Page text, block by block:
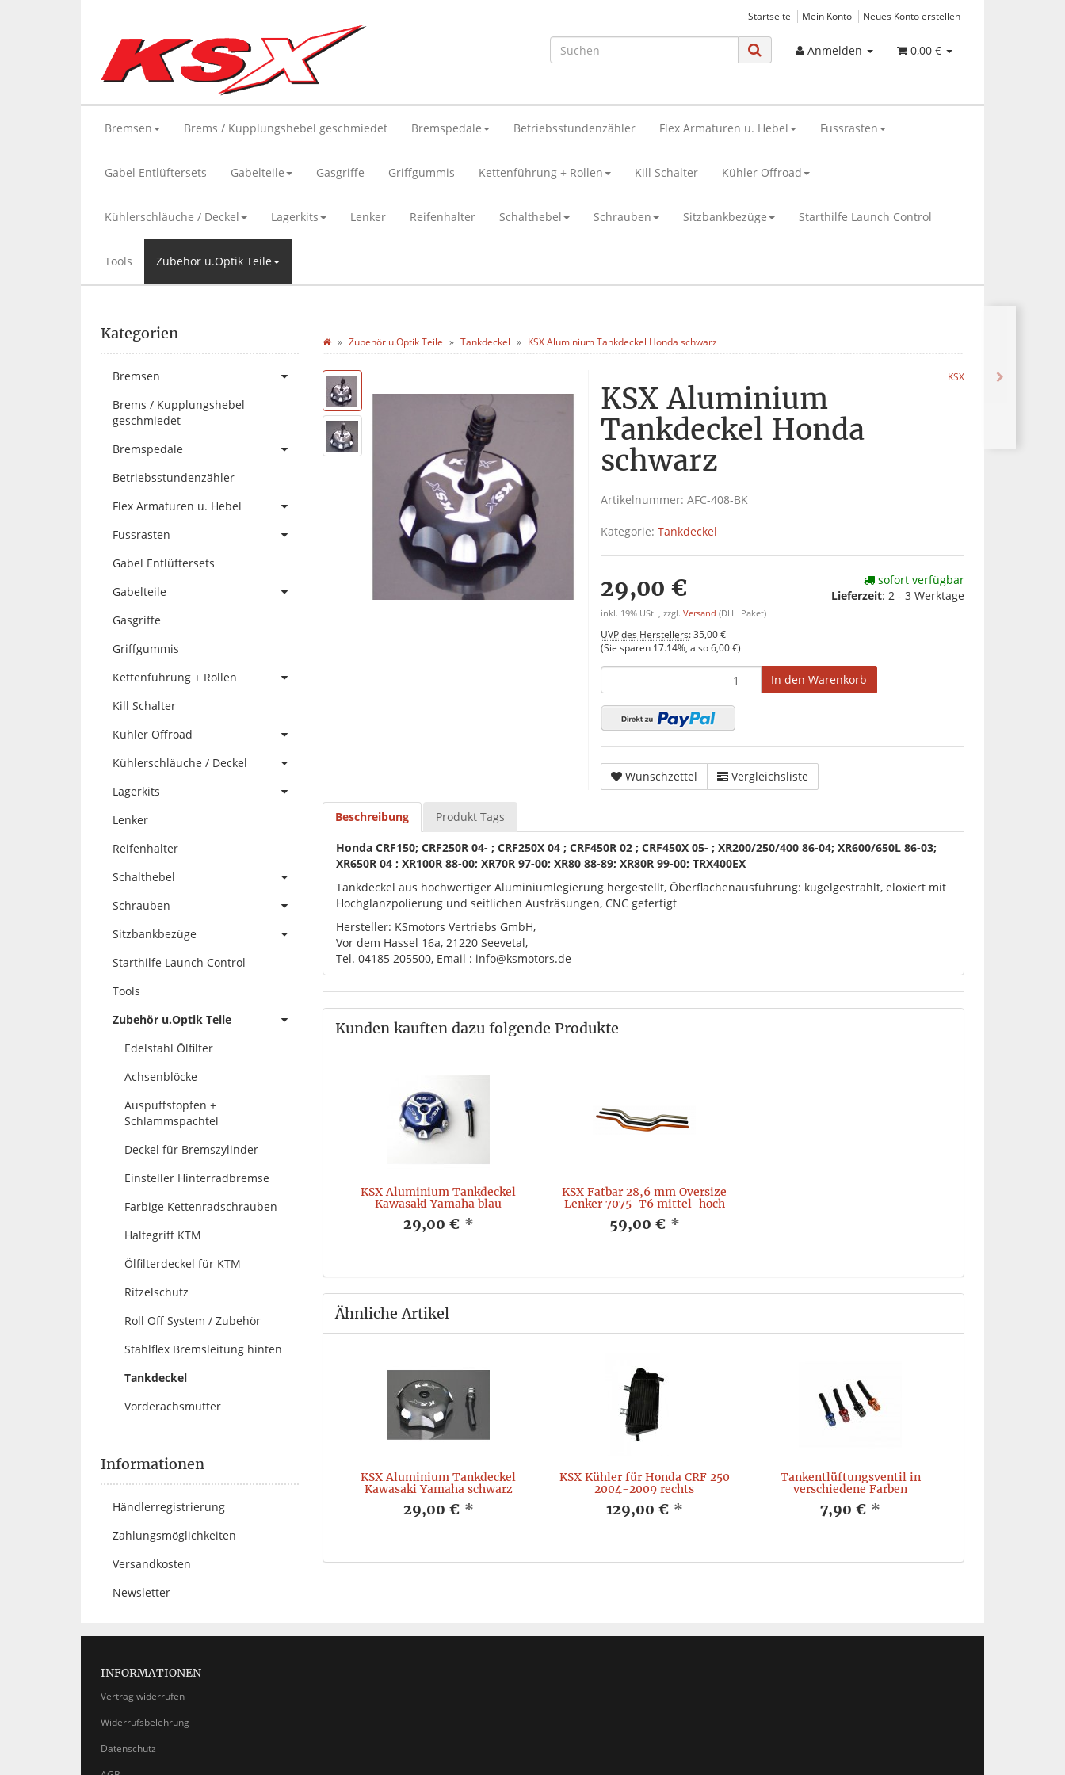
Startseite Mein Konto Neues Konto erstellen
Anmelden 0,00 €
Bremsen Brems / Kupplungshebel geschmiedet Bremspedale Betriebsstundenzähler Flex Armaturen u. Hebel Fussrasten
Gabel Entlüftersets Gabelteile Gasgriffe Griffgummis Kettenführung + Rollen Kill Schalter Kühler Offroad
Kühlerschläuche / Deckel Lagerkits Lenker Reifenhalter Schalthebel Schrauben Sitzbankbezüge Starthilfe Launch Control
Tools Zubehör u.Optik Teile
Zubehör u.Optik Teile Tankdeckel KSX Aluminium Tankdeckel Honda schwarz
KSX
KSX Aluminium
Tankdeckel Honda
schwarz
Artikelnummer: AFC-408-BK
Kategorie: Tankdeckel
29,00 €
inkl. 19% USt. , zzgl. Versand (DHL Paket)
UVP des Herstellers:35,00 €
(Sie sparen 17.14% , also6,00 €)
sofort verfügbar
Lieferzeit: 2 - 3 Werktage
In den Warenkorb
Wunschzettel Vergleichsliste
Beschreibung Produkt Tags
Honda CRF150; CRF250R 04- ; CRF250X 04 ; CRF450R 02 ; CRF450X 05- ; XR200/250/400 86-04; XR600/650L 86-03;
XR650R 04 ; XR100R 88-00; XR70R 97-00; XR80 88-89; XR80R 99-00; TRX400EX
Tankdeckel aus hochwertiger Aluminiumlegierung hergestellt, Öberflächenausführung: kugelgestrahlt, eloxiert mit
Hochglanzpolierung und seitlichen Ausfräsungen, CNC gefertigt
Hersteller: KSmotors Vertriebs GmbH,
Vor dem Hassel 16a, 21220 Seevetal,
Tel. 04185 205500, Email : info@ksmotors.de
Kunden kauften dazu folgende Produkte
KSX Aluminium Tankdeckel
Kawasaki Yamaha blau
29,00 € *
KSX Fatbar 28,6 mm Oversize
Lenker 7075-T6 mittel-hoch
59,00 € *
Ähnliche Artikel
KSX Aluminium Tankdeckel
Kawasaki Yamaha schwarz
29,00 € *
KSX Kühler für Honda CRF 250
2004-2009 rechts
129,00 € *
Tankentlüftungsventil in
verschiedene Farben
7,90 € *
Kategorien
Bremsen
Brems / Kupplungshebel
geschmiedet
Bremspedale
Betriebsstundenzähler
Flex Armaturen u. Hebel
Fussrasten
Gabel Entlüftersets
Gabelteile
Gasgriffe
Griffgummis
Kettenführung + Rollen
Kill Schalter
Kühler Offroad
Kühlerschläuche / Deckel
Lagerkits
Lenker
Reifenhalter
Schalthebel
Schrauben
Sitzbankbezüge
Starthilfe Launch Control
Tools
Zubehör u.Optik Teile
Edelstahl Ölfilter
Achsenblöcke
Auspuffstopfen +
Schlammspachtel
Deckel für Bremszylinder
Einsteller Hinterradbremse
Farbige Kettenradschrauben
Haltegriff KTM
Ölfilterdeckel für KTM
Ritzelschutz
Roll Off System / Zubehör
Stahlflex Bremsleitung hinten
Tankdeckel
Vorderachsmutter
Informationen
Händlerregistrierung
Zahlungsmöglichkeiten
Versandkosten
Newsletter
INFORMATIONEN
Vertrag widerrufen
Widerrufsbelehrung
Datenschutz